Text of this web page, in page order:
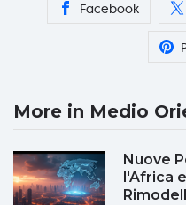
Facebook
More in Medio
Nuove
l'Africa